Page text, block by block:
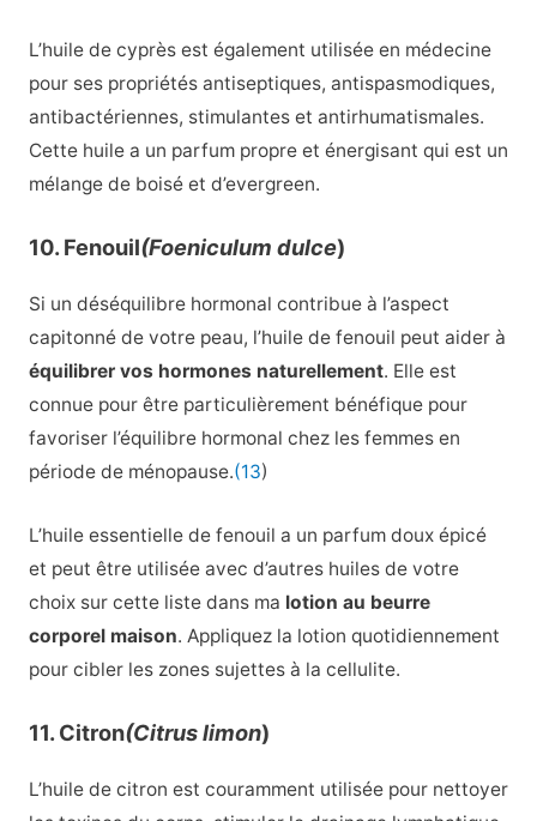
L’huile de cyprès est également utilisée en médecine
pour ses propriétés antiseptiques, antispasmodiques,
antibactériennes, stimulantes et antirhumatismales.
Cette huile a un parfum propre et énergisant qui est un
mélange de boisé et d’evergreen.
10. Fenouil(Foeniculum dulce)
Si un déséquilibre hormonal contribue à l’aspect
capitonné de votre peau, l’huile de fenouil peut aider à
équilibrer vos hormones naturellement. Elle est
connue pour être particulièrement bénéfique pour
favoriser l’équilibre hormonal chez les femmes en
période de ménopause.(13)
L’huile essentielle de fenouil a un parfum doux épicé
et peut être utilisée avec d’autres huiles de votre
choix sur cette liste dans ma lotion au beurre
corporel maison. Appliquez la lotion quotidiennement
pour cibler les zones sujettes à la cellulite.
11. Citron(Citrus limon)
L’huile de citron est couramment utilisée pour nettoyer